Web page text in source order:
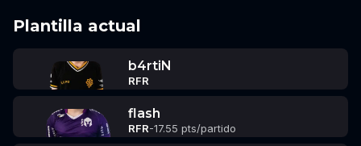
Plantilla actual
b4rtiN
RFR
flash
RFR-17.55 pts/partido